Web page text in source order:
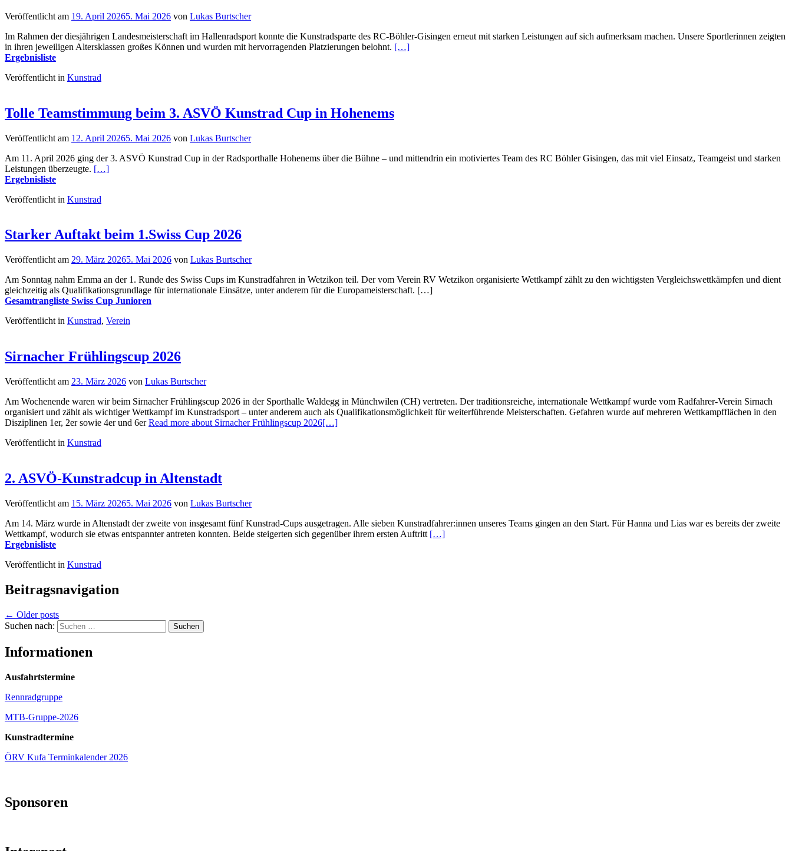
Veröffentlicht am 19. April 20265. Mai 2026 von Lukas Burtscher
Im Rahmen der diesjährigen Landesmeisterschaft im Hallenradsport konnte die Kunstradsparte des RC-Böhler-Gisingen erneut mit starken Leistungen auf sich aufmerksam machen. Unsere Sportlerinnen zeigten
in ihren jeweiligen Altersklassen großes Können und wurden mit hervorragenden Platzierungen belohnt. […]
Ergebnisliste
Veröffentlicht in Kunstrad
Tolle Teamstimmung beim 3. ASVÖ Kunstrad Cup in Hohenems
Veröffentlicht am 12. April 20265. Mai 2026 von Lukas Burtscher
Am 11. April 2026 ging der 3. ASVÖ Kunstrad Cup in der Radsporthalle Hohenems über die Bühne – und mittendrin ein motiviertes Team des RC Böhler Gisingen, das mit viel Einsatz, Teamgeist und starken
Leistungen überzeugte. […]
Ergebnisliste
Veröffentlicht in Kunstrad
Starker Auftakt beim 1.Swiss Cup 2026
Veröffentlicht am 29. März 20265. Mai 2026 von Lukas Burtscher
Am Sonntag nahm Emma an der 1. Runde des Swiss Cups im Kunstradfahren in Wetzikon teil. Der vom Verein RV Wetzikon organisierte Wettkampf zählt zu den wichtigsten Vergleichswettkämpfen und dient
gleichzeitig als Qualifikationsgrundlage für internationale Einsätze, unter anderem für die Europameisterschaft. […]
Gesamtrangliste Swiss Cup Junioren
Veröffentlicht in Kunstrad, Verein
Sirnacher Frühlingscup 2026
Veröffentlicht am 23. März 2026 von Lukas Burtscher
Am Wochenende waren wir beim Sirnacher Frühlingscup 2026 in der Sporthalle Waldegg in Münchwilen (CH) vertreten. Der traditionsreiche, internationale Wettkampf wurde vom Radfahrer-Verein Sirnach
organisiert und zählt als wichtiger Wettkampf im Kunstradsport – unter anderem auch als Qualifikationsmöglichkeit für weiterführende Meisterschaften. Gefahren wurde auf mehreren Wettkampfflächen in den
Disziplinen 1er, 2er sowie 4er und 6erRead more about Sirnacher Frühlingscup 2026[…]
Veröffentlicht in Kunstrad
2. ASVÖ-Kunstradcup in Altenstadt
Veröffentlicht am 15. März 20265. Mai 2026 von Lukas Burtscher
Am 14. März wurde in Altenstadt der zweite von insgesamt fünf Kunstrad-Cups ausgetragen. Alle sieben Kunstradfahrer:innen unseres Teams gingen an den Start. Für Hanna und Lias war es bereits der zweite
Wettkampf, wodurch sie etwas entspannter antreten konnten. Beide steigerten sich gegenüber ihrem ersten Auftritt […]
Ergebnisliste
Veröffentlicht in Kunstrad
Beitragsnavigation
← Older posts
Suchen nach:
Informationen
Ausfahrtstermine
Rennradgruppe
MTB-Gruppe-2026
Kunstradtermine
ÖRV Kufa Terminkalender 2026
Sponsoren